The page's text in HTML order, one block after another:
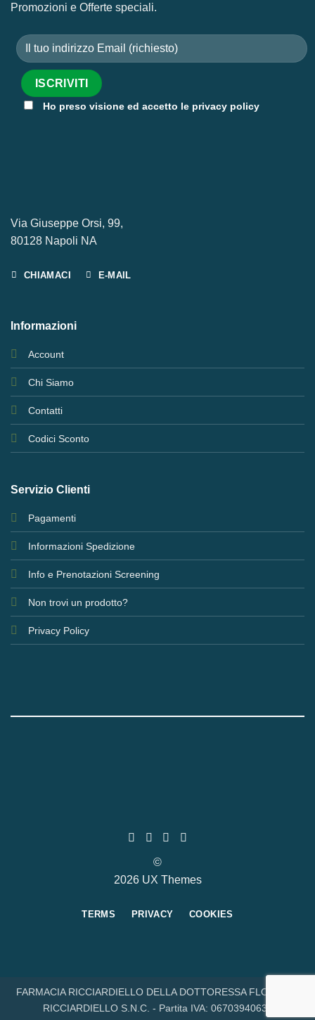
Promozioni e Offerte speciali.
Ho preso visione ed accetto le privacy policy
Via Giuseppe Orsi, 99,
80128 Napoli NA
CHIAMACI E-MAIL
Informazioni
Account
Chi Siamo
Contatti
Codici Sconto
Servizio Clienti
Pagamenti
Informazioni Spedizione
Info e Prenotazioni Screening
Non trovi un prodotto?
Privacy Policy
©
2026 UX Themes
TERMS PRIVACY COOKIES
FARMACIA RICCIARDIELLO DELLA DOTTORESSA FLORINDA
RICCIARDIELLO S.N.C. - Partita IVA: 06703940632